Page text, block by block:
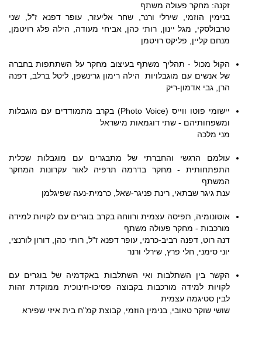
זקנה: מחקר פעולה משתף
בנימין הוזמי, שירלי ורנר, שחר אליעזר, עופר דפנא ז"ל, שני
טרבולסקי, מגל יינון, רותי כהן, אביחי מעודה, הילה פלג רויטמן,
מנחם קליין, פליקס רויטמן
הקול מכול - תהליך משתף בעיצוב מחקר על השתתפות בחברה
של אנשים עם מוגבלויות הילה רימון גרינשפן, ליטל ברלב, דפנה
הרן, גבי אדמון-ריק
יישומי פוטו ווייס (Photo Voice) בקרב מתמודדים עם מוגבלות
ומשפחותיהם - שתי דוגמאות מישראל
מני מלכה
עולמם הרגשי והחברתי של מתבגרים עם מוגבלות שכלית
התפתחותית - מחקר בדרמה תרפיה לאור עקרונות המחקר
המשתף
ענת גיגר שבתאי, רינת פניגר-שאל, כרמית-נעה שפיגלמן
אוטונומיה, תפיסה עצמית ורווחה בקרב בוגרים עם לקויות למידה
מורכבות - מחקר פעולה משתף
דנה רוט, דפנה רביב-כרמי, עופר דפנא ז"ל, רותי כהן, דורון לורנצי,
יוני סימני, חלי פרץ, שירלי ורנר
הקשר בין השתלבות ואי השתלבות באקדמיה של בוגרים עם
לקויות למידה מורכבות בקבוצה פסיכו-חינוכית ממוקדת זהות
לבין סטיגמה עצמית
שושי שוקר טאובי, בנימין הוזמי, קבוצת קמ"ח בית איזי שפירא